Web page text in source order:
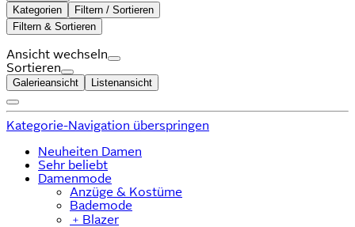
Kategorien
Filtern / Sortieren
Filtern & Sortieren
Ansicht wechseln
Sortieren
Galerieansicht Listenansicht
Kategorie-Navigation überspringen
Neuheiten Damen
Sehr beliebt
Damenmode
Anzüge & Kostüme
Bademode
﹢ Blazer